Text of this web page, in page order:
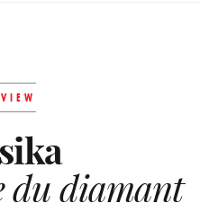
du diamant